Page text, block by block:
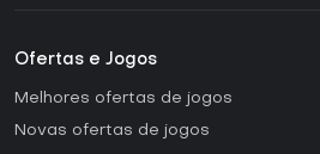
Ofertas e Jogos
Melhores ofertas de jogos
Novas ofertas de jogos